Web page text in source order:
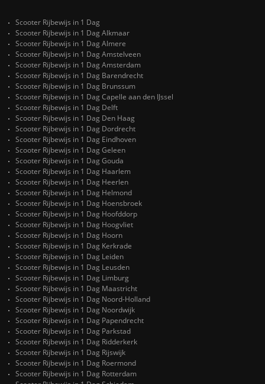
Scooter Rijbewijs in 1 Dag
Scooter Rijbewijs in 1 Dag Alkmaar
Scooter Rijbewijs in 1 Dag Almere
Scooter Rijbewijs in 1 Dag Amstelveen
Scooter Rijbewijs in 1 Dag Amsterdam
Scooter Rijbewijs in 1 Dag Barendrecht
Scooter Rijbewijs in 1 Dag Brunssum
Scooter Rijbewijs in 1 Dag Capelle aan den IJssel
Scooter Rijbewijs in 1 Dag Delft
Scooter Rijbewijs in 1 Dag Den Haag
Scooter Rijbewijs in 1 Dag Dordrecht
Scooter Rijbewijs in 1 Dag Eindhoven
Scooter Rijbewijs in 1 Dag Geleen
Scooter Rijbewijs in 1 Dag Gouda
Scooter Rijbewijs in 1 Dag Haarlem
Scooter Rijbewijs in 1 Dag Heerlen
Scooter Rijbewijs in 1 Dag Helmond
Scooter Rijbewijs in 1 Dag Hoensbroek
Scooter Rijbewijs in 1 Dag Hoofddorp
Scooter Rijbewijs in 1 Dag Hoogvliet
Scooter Rijbewijs in 1 Dag Hoorn
Scooter Rijbewijs in 1 Dag Kerkrade
Scooter Rijbewijs in 1 Dag Leiden
Scooter Rijbewijs in 1 Dag Leusden
Scooter Rijbewijs in 1 Dag Limburg
Scooter Rijbewijs in 1 Dag Maastricht
Scooter Rijbewijs in 1 Dag Noord-Holland
Scooter Rijbewijs in 1 Dag Noordwijk
Scooter Rijbewijs in 1 Dag Papendrecht
Scooter Rijbewijs in 1 Dag Parkstad
Scooter Rijbewijs in 1 Dag Ridderkerk
Scooter Rijbewijs in 1 Dag Rijswijk
Scooter Rijbewijs in 1 Dag Roermond
Scooter Rijbewijs in 1 Dag Rotterdam